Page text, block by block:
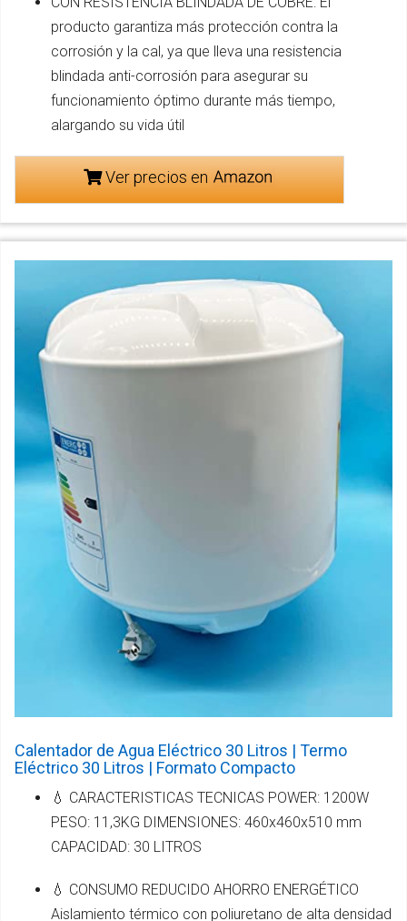
producto garantiza más protección contra la
corrosión y la cal, ya que lleva una resistencia
blindada anti-corrosión para asegurar su
funcionamiento óptimo durante más tiempo,
alargando su vida útil
Ver precios en
Calentador de Agua Eléctrico 30 Litros | Termo
Eléctrico 30 Litros | Formato Compacto
💧 CARACTERISTICAS TECNICAS POWER: 1200W
PESO: 11,3KG DIMENSIONES: 460x460x510 mm
CAPACIDAD: 30 LITROS
💧 CONSUMO REDUCIDO AHORRO ENERGÉTICO
Aislamiento térmico con poliuretano de alta densidad